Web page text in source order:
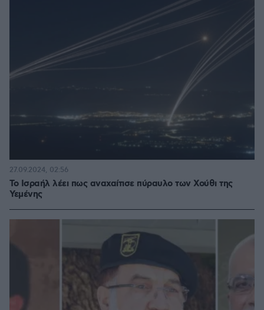
Το Ισραήλ λέει πως αναχαίτισε πύραυλο των Χούθι της
Υεμένης
27.09.2024, 02:56